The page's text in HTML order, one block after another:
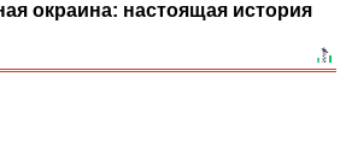
окраина: настоящая история